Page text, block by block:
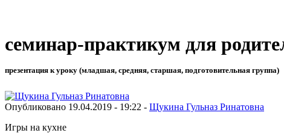
семинар-практикум для
презентация к уроку (младшая, средняя, старшая, подготовительная группа)
Опубликовано 19.04.2019 - 19:22 - Щукина Гульназ Ринатовна
Игры на кухне